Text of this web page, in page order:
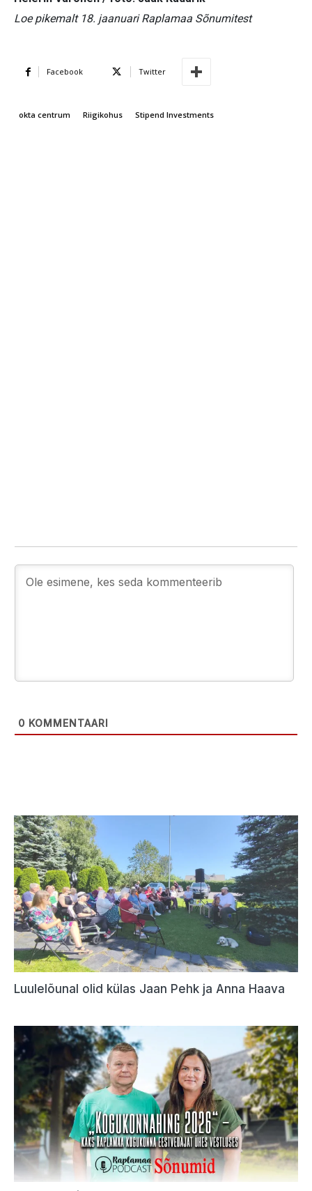
Loe pikemalt 18. jaanuari Raplamaa Sõnumitest
Facebook Twitter
okta centrum Riigikohus Stipend Investments
0 KOMMENTAARI
Luulelõunal olid külas Jaan Pehk ja Anna Haava